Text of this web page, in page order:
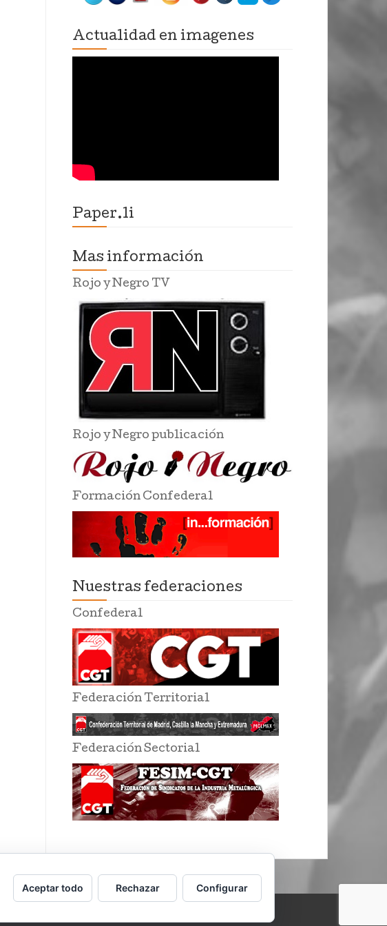
Actualidad en imagenes
Paper.li
Mas información
Rojo y Negro TV
Rojo y Negro publicación
Formación Confederal
Nuestras federaciones
Confederal
Federación Territorial
Federación Sectorial
Aceptar todo Rechazar Configurar